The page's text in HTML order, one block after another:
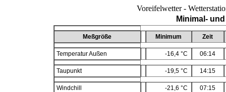
Voreifelwetter -
Minimal-
Meßgröße Minimum Zeit
Temperatur Außen -16,4 °C 06:14
Taupunkt -19,5 °C 14:15
Windchill -21,6 °C 07:15